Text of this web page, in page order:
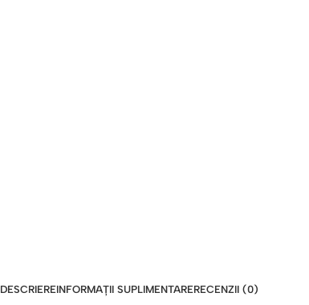
DESCRIEREINFORMAȚII SUPLIMENTARERECENZII (0)